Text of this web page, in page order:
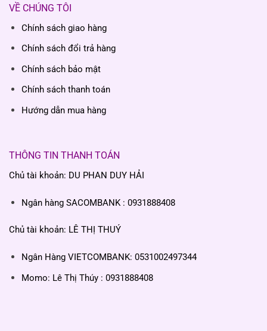
VỀ CHÚNG TÔI
Chính sách giao hàng
Chính sách đổi trả hàng
Chính sách bảo mật
Chính sách thanh toán
Hướng dẫn mua hàng
THÔNG TIN THANH TOÁN
Chủ tài khoản: DU PHAN DUY HẢI
Ngân hàng SACOMBANK : 0931888408
Chủ tài khoản: LÊ THỊ THUÝ
Ngân Hàng VIETCOMBANK: 0531002497344
Momo: Lê Thị Thúy : 0931888408